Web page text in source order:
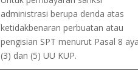
administrasi berupa denda atas
ketidakbenaran perbuatan atau
pengisian SPT menurut Pasal 8
(3) dan (5) UU KUP.